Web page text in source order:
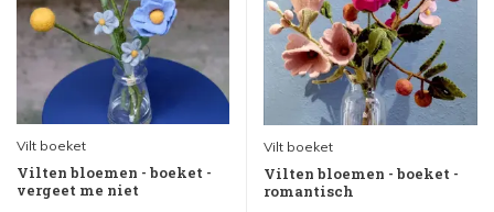
Vilt boeket
Vilten bloemen - boeket -
vergeet me niet
Vilt boeket
Vilten bloemen - boeket -
romantisch